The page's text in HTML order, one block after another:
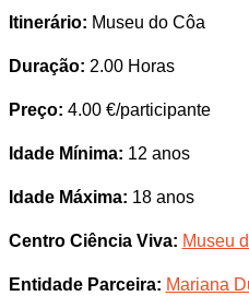
Itinerário: Museu do Côa
Duração: 2.00 Horas
Preço: 4.00 €/participante
Idade Mínima: 12 anos
Idade Máxima: 18 anos
Centro Ciência Viva: Museu
Entidade Parceira: Mariana